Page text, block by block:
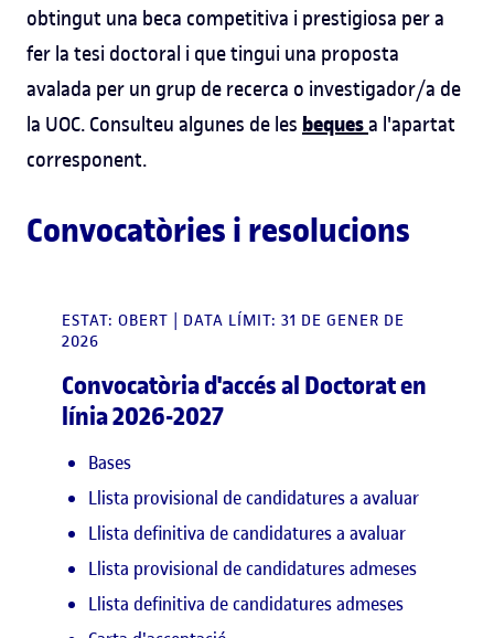
obtingut una beca competitiva i prestigiosa per a
fer la tesi doctoral i que tingui una proposta
avalada per un grup de recerca o investigador/a de
la UOC. Consulteu algunes de les bequesa l'apartat
corresponent.
Convocatòries i resolucions
ESTAT: OBERT | DATA LÍMIT: 31 DE GENER DE
2026
Convocatòria d'accés al Doctorat en
línia 2026-2027
Bases
Llista provisional de candidatures a avaluar
Llista definitiva de candidatures a avaluar
Llista provisional de candidatures admeses
Llista definitiva de candidatures admeses